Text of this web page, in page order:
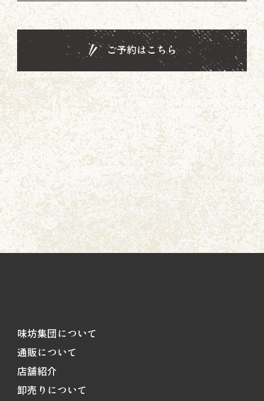
ご予約はこちら
味坊集団について
通販について
店舗紹介
卸売りについて